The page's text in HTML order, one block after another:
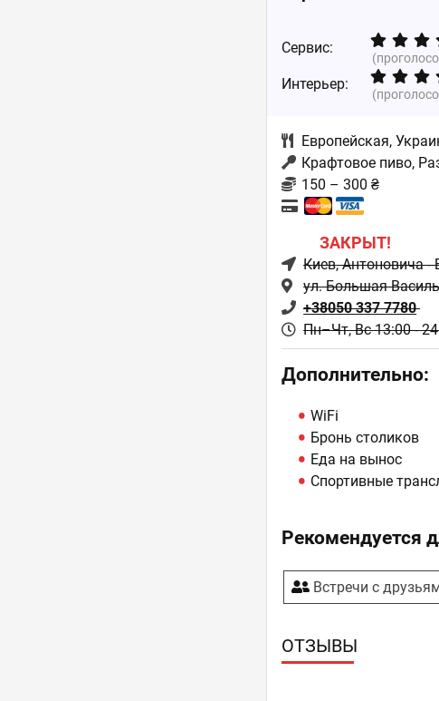
Сервис:
Интерьер:
Европейская,
Крафтовое пиво,
150 – 300 ₴
ЗАКРЫТ!
Киев, Антоновича -
ул. Большая
+38050 337 7780
Пн–Чт, Вс 13:00 -
Дополнительно:
WiFi
Бронь столиков
Еда на вынос
Спортивные
Рекомендуется
Встречи с
ОТЗЫВЫ